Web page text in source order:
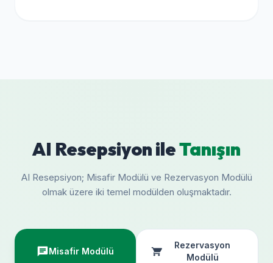
AI Resepsiyon ileTanışın
AI Resepsiyon; Misafir Modülü ve Rezervasyon Modülü
olmak üzere iki temel modülden oluşmaktadır.
Misafir Modülü
Rezervasyon
Modülü